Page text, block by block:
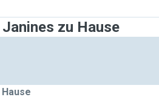
Janines zu Hause